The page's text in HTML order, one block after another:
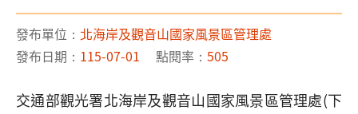
發布單位： 北海岸及觀音山國家風景區管理處
發布日期： 115-07-01 點閱率： 505
交通部觀光署北海岸及觀音山國家風景區管理處(下